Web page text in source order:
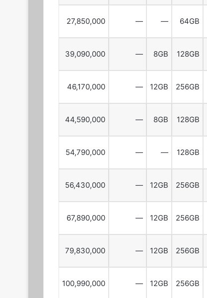
64GB
—
—
27,850,000
128GB
8GB
—
39,090,000
256GB
12GB
—
46,170,000
128GB
8GB
—
44,590,000
128GB
—
—
54,790,000
256GB
12GB
—
56,430,000
256GB
12GB
—
67,890,000
256GB
12GB
—
79,830,000
256GB
12GB
—
100,990,000